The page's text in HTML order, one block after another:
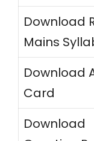
Download
Mains
Download
Card
Download